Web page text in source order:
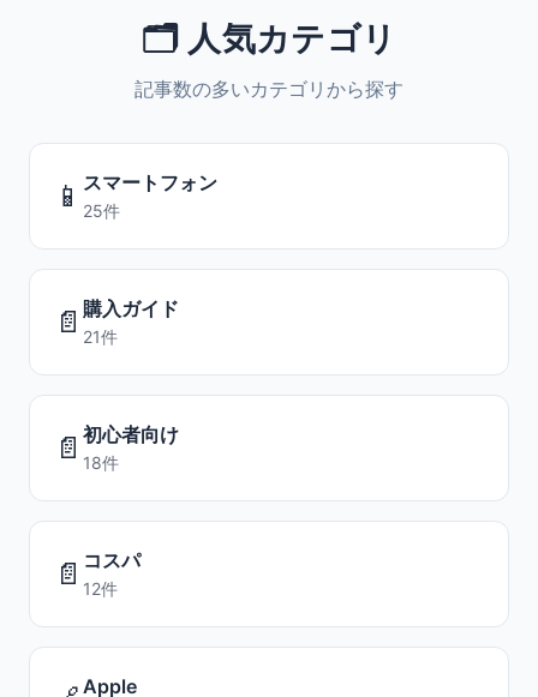
🗂️ 人気カテゴリ
記事数の多いカテゴリから探す
📱 スマートフォン
25件
📄 購入ガイド
21件
📄 初心者向け
18件
📄 コスパ
12件
Apple